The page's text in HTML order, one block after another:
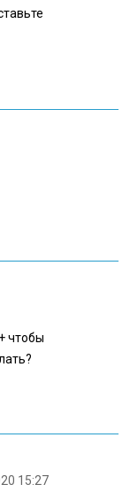
чтобы
15:27